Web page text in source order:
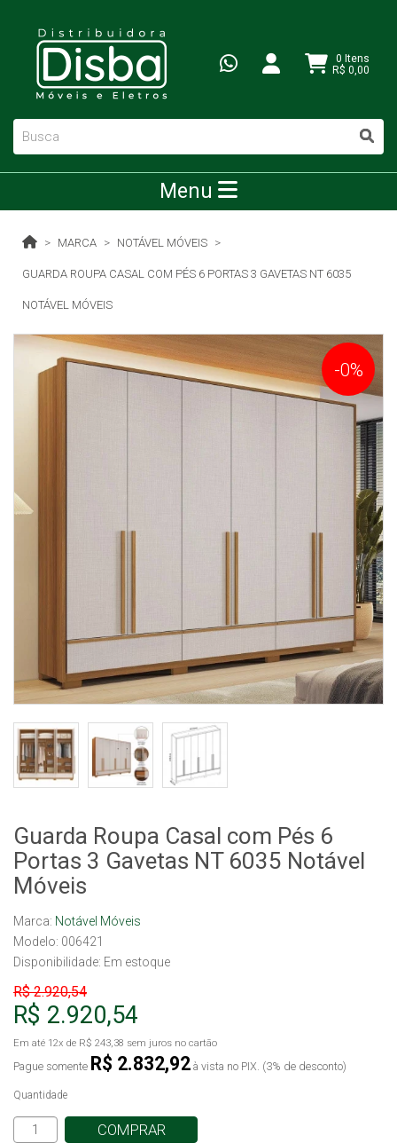
0 Itens
R$ 0,00
Menu
MARCA NOTÁVEL MÓVEIS
GUARDA ROUPA CASAL COM PÉS 6 PORTAS 3 GAVETAS NT 6035
NOTÁVEL MÓVEIS
-0%
Guarda Roupa Casal com Pés 6
Portas 3 Gavetas NT 6035 Notável
Móveis
Marca: Notável Móveis
Modelo: 006421
Disponibilidade: Em estoque
R$ 2.920,54
R$ 2.920,54
Em até 12x de R$ 243,38 sem juros no cartão
Pague somente R$ 2.832,92 à vista no PIX. (3% de desconto)
Quantidade
COMPRAR